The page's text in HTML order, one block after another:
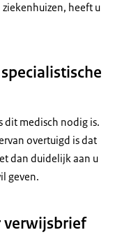
heeft u
dit medisch nodig is.
overtuigd is dat
dan duidelijk aan u
geven.
verwijsbrief